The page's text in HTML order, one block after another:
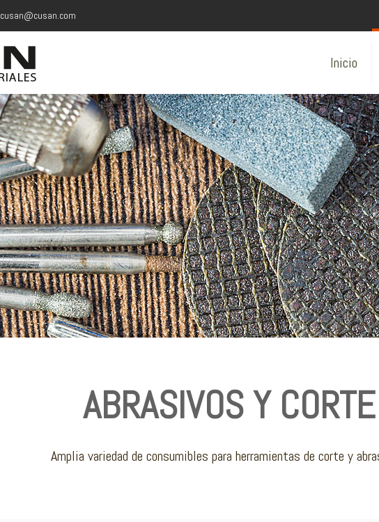
cusan@cusan.com
Inicio
ABRASIVOS Y CORTE
Amplia variedad de consumibles para herramientas de corte y